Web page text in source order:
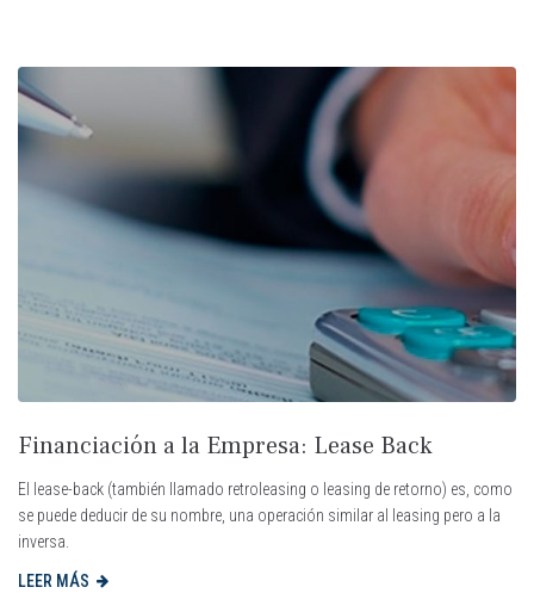
Financiación a la Empresa: Lease Back
El lease-back (también llamado retroleasing o leasing de retorno) es, como
se puede deducir de su nombre, una operación similar al leasing pero a la
inversa.
LEER MÁS